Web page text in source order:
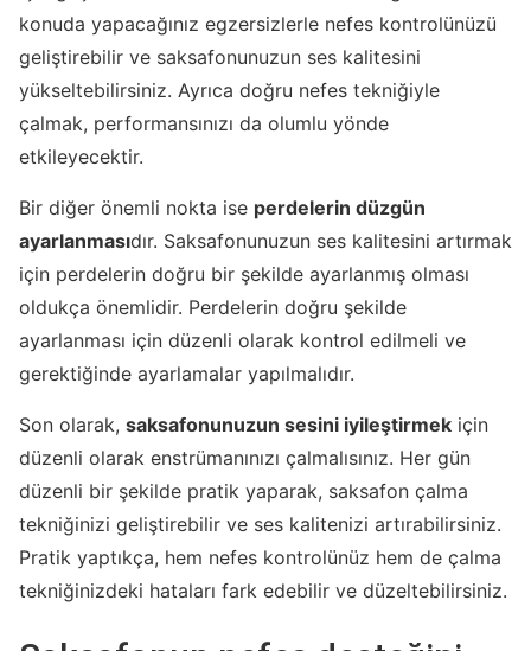
konuda yapacağınız egzersizlerle nefes kontrolünüzü
geliştirebilir ve saksafonunuzun ses kalitesini
yükseltebilirsiniz. Ayrıca doğru nefes tekniğiyle
çalmak, performansınızı da olumlu yönde
etkileyecektir.
Bir diğer önemli nokta ise perdelerin düzgün
ayarlanmasıdır. Saksafonunuzun ses kalitesini artırmak
için perdelerin doğru bir şekilde ayarlanmış olması
oldukça önemlidir. Perdelerin doğru şekilde
ayarlanması için düzenli olarak kontrol edilmeli ve
gerektiğinde ayarlamalar yapılmalıdır.
Son olarak, saksafonunuzun sesini iyileştirmek için
düzenli olarak enstrümanınızı çalmalısınız. Her gün
düzenli bir şekilde pratik yaparak, saksafon çalma
tekniğinizi geliştirebilir ve ses kalitenizi artırabilirsiniz.
Pratik yaptıkça, hem nefes kontrolünüz hem de çalma
tekniğinizdeki hataları fark edebilir ve düzeltebilirsiniz.